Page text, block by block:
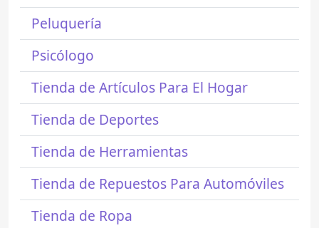
Peluquería
Psicólogo
Tienda de Artículos Para El Hogar
Tienda de Deportes
Tienda de Herramientas
Tienda de Repuestos Para Automóviles
Tienda de Ropa